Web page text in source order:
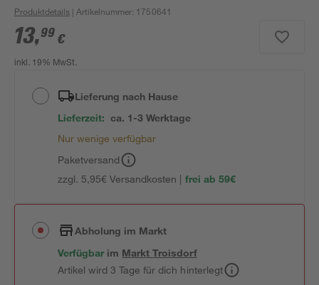
Produktdetails | Artikelnummer: 1750641
13,99 €
inkl. 19% MwSt.
Lieferung nach Hause
Lieferzeit: ca. 1-3 Werktage
Nur wenige verfügbar
Paketversand
zzgl. 5,95€ Versandkosten | frei ab 59€
Abholung im Markt
Verfügbar im MarktTroisdorf
Artikel wird 3 Tage für dich hinterlegt